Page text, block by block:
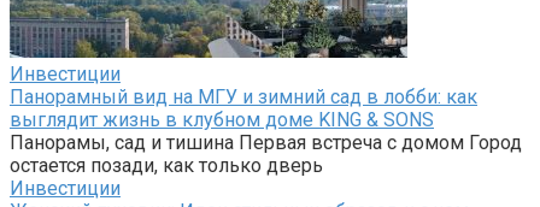
Инвестиции
Панорамный вид на МГУ и зимний сад в лобби: как
выглядит жизнь в клубном доме KING & SONS
Панорамы, сад и тишина Первая встреча с домом Город
остается позади, как только дверь
Инвестиции